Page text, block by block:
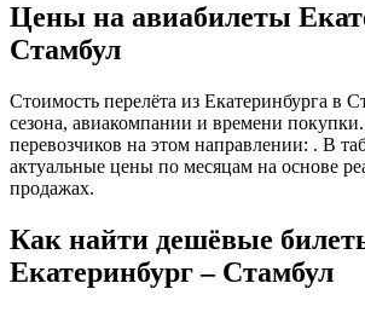
Цены на авиабилеты
Стамбул
Стоимость перелёта из Екатеринбурга в
сезона, авиакомпании и времени
перевозчиков на этом направлении: . В
актуальные цены по месяцам на основе
продажах.
Как найти дешёвые
Екатеринбург – Стамбул